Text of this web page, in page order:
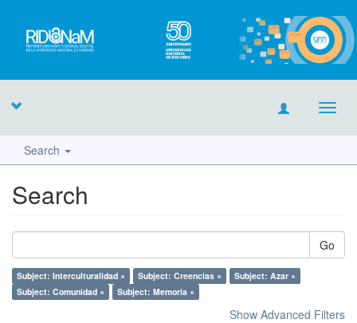
Search
Search
Go
Subject: Interculturalidad × Subject: Creencias ×
Subject: Azar ×
Subject: Comunidad ×
Subject: Memoria ×
Show Advanced Filters